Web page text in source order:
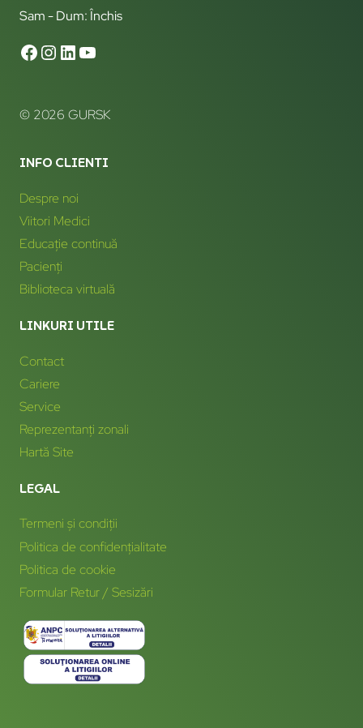
Sam - Dum: Închis
© 2026 GURSK
INFO CLIENTI
Despre noi
Viitori Medici
Educație continuă
Pacienți
Biblioteca virtuală
LINKURI UTILE
Contact
Cariere
Service
Reprezentanți zonali
Hartă Site
LEGAL
Termeni și condiții
Politica de confidențialitate
Politica de cookie
Formular Retur / Sesizări